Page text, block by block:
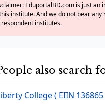
EduportalBD.com is just
institute. And we do not bear
institutes.
also search
College( EIIN 136865